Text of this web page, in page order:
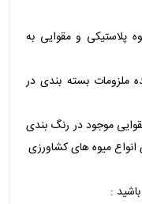
پلاستیکی و مقوایی به
ملزومات بسته بندی در
موجود در رنگ بندی
میوه های کشاورزی
: